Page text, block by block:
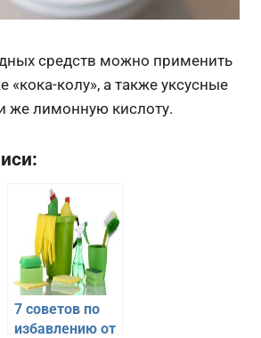
средств можно применить
«кока-колу», а также уксусные
же лимонную кислоту.
7 советов по
избавлению от